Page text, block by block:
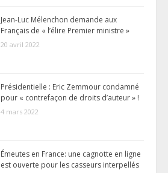
Jean-Luc Mélenchon demande aux
Français de « l’élire Premier ministre »
20 avril 2022
Présidentielle : Eric Zemmour condamné
pour « contrefaçon de droits d’auteur » !
4 mars 2022
Émeutes en France: une cagnotte en ligne
est ouverte pour les casseurs interpellés